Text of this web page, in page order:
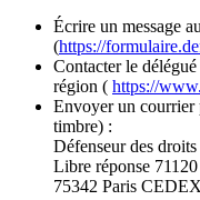
Écrire un message
(https://
Contacter le
région ( https://
Envoyer un courrier
timbre) :
Défenseur des droits
Libre réponse 71120
75342 Paris